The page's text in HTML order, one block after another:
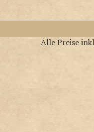
Alle Preise